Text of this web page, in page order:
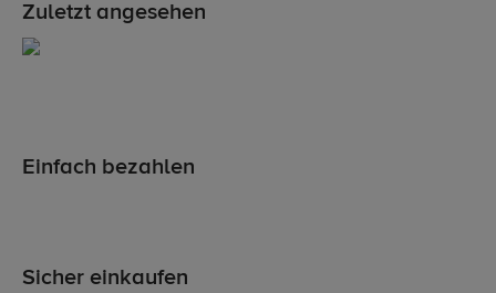
Zuletzt angesehen
Einfach bezahlen
Sicher einkaufen